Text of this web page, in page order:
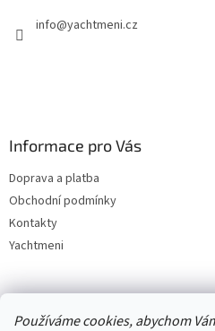
Používáme cookies, abychom
info@yachtmeni.cz
Informace pro Vás
Doprava a platba
Obchodní podmínky
Kontakty
Yachtmeni
Zboží.cz Heureka.cz